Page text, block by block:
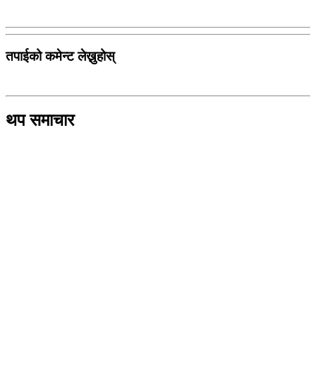
तपाईको कमेन्ट लेख्नुहोस्
थप समाचार